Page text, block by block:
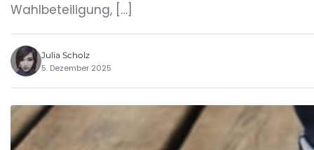
Wahlbeteiligung, […]
Julia Scholz
5. Dezember 2025